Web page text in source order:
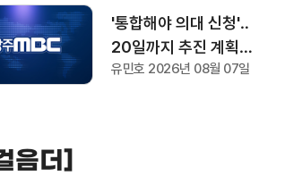
'통합해야 의대 신청'‥
20일까지 추진 계획서
요청
유민호 2026년 08월 07일
음더]